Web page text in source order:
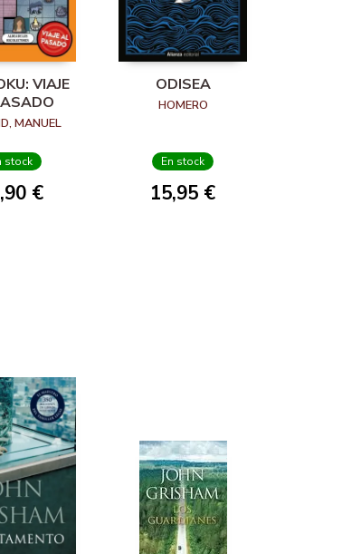
VIAJE
MANUEL
stock
€
ODISEA
HOMERO
En stock
15,95 €